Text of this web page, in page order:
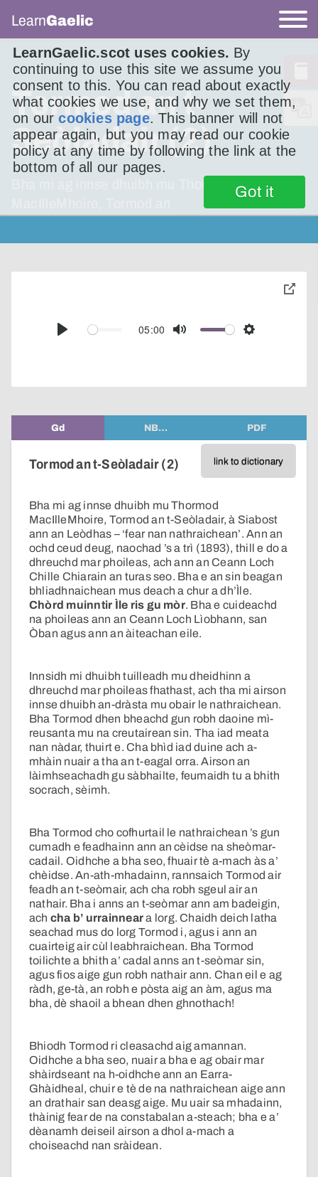
LearnGaelic.scot uses cookies. By
continuing to use this site we assume you
consent to this. You can read about exactly
what cookies we use, and why we set them,
on ourcookies page. This banner will not
appear again, but you may read our cookie
policy at any time by following the link at the
bottom of all our pages.
Got it
LearnGaelic
Tormod an t-
Seòladair (2)
Play
05:00
Mute Settings
toggle
Gd NB… PDF
link to dictionary
Tormod an t-Seòladair (2)
Bha mi ag innse dhuibh mu Thormod
MacIlleMhoire, Tormod an t-Seòladair, à Siabost
ann an Leòdhas – ‘fear nan nathraichean’. Ann an
ochd ceud deug, naochad ’s a trì (1893), thill e do a
dhreuchd mar phoileas, ach ann an Ceann Loch
Chille Chiarain an turas seo. Bha e an sin beagan
bhliadhnaichean mus deach a chur a dh’Ìle.
Chòrd muinntir Ìle ris gu mòr. Bha e cuideachd
na phoileas ann an Ceann Loch Lìobhann, san
Òban agus ann an àiteachan eile.
Innsidh mi dhuibh tuilleadh mu dheidhinn a
dhreuchd mar phoileas fhathast, ach tha mi airson
innse dhuibh an-dràsta mu obair le nathraichean.
Bha Tormod dhen bheachd gun robh daoine mì-
reusanta mu na creutairean sin. Tha iad meata
nan nàdar, thuirt e. Cha bhìd iad duine ach a-
mhàin nuair a tha an t-eagal orra. Airson an
làimhseachadh gu sàbhailte, feumaidh tu a bhith
socrach, sèimh.
Bha Tormod cho cofhurtail le nathraichean ’s gun
cumadh e feadhainn ann an cèidse na sheòmar-
cadail. Oidhche a bha seo, fhuair tè a-mach às a’
chèidse. An-ath-mhadainn, rannsaich Tormod air
feadh an t-seòmair, ach cha robh sgeul air an
nathair. Bha i anns an t-seòmar ann am badeigin,
ach cha b’ urrainneara lorg. Chaidh deich latha
seachad mus do lorg Tormod i, agus i ann an
cuairteig air cùl leabhraichean. Bha Tormod
toilichte a bhith a’ cadal anns an t-seòmar sin,
agus fios aige gun robh nathair ann. Chan eil e ag
ràdh, ge-tà, an robh e pòsta aig an àm, agus ma
bha, dè shaoil a bhean dhen ghnothach!
Bhiodh Tormod ri cleasachd aig amannan.
Oidhche a bha seo, nuair a bha e ag obair mar
shàirdseant na h-oidhche ann an Earra-
Ghàidheal, chuir e tè de na nathraichean aige ann
an drathair san deasg aige. Mu uair sa mhadainn,
thàinig fear de na constabalan a-steach; bha e a’
dèanamh deiseil airson a dhol a-mach a
choiseachd nan sràidean.